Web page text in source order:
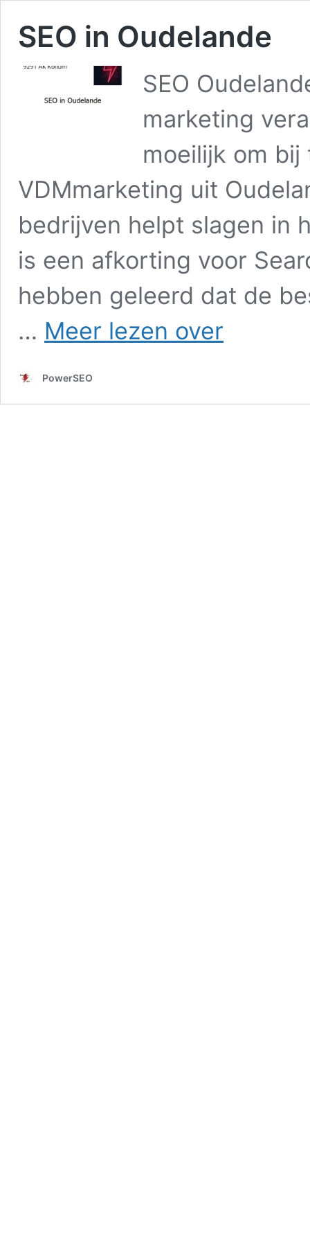
SEO in Oudelande
SEO
marketing
moeilijk om bij
VDMmarketing uit
bedrijven helpt slagen in
is een afkorting voor
hebben geleerd dat de
… Meer lezen over
PowerSEO